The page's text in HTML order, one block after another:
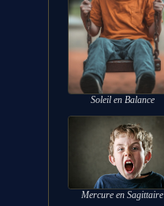
Soleil en Balance
Mercure en Sagittaire